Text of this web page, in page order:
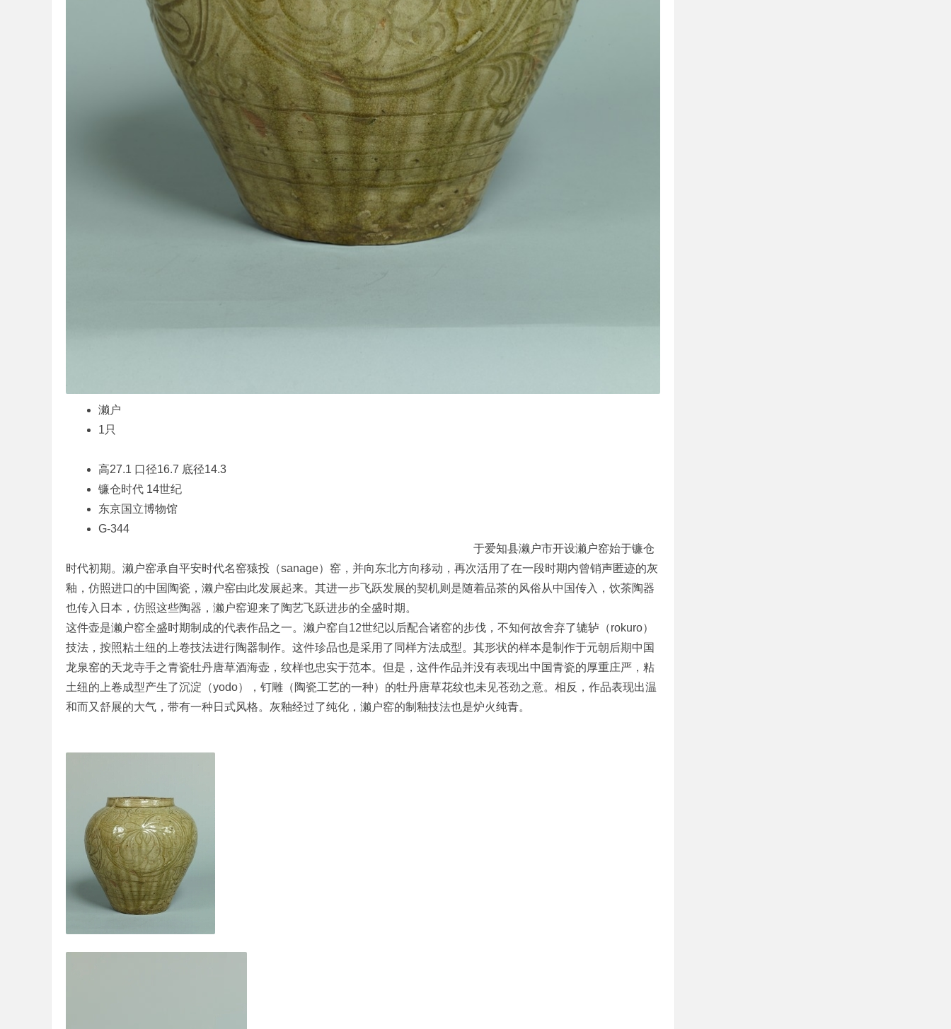
濑户
1只
高27.1 口径16.7 底径14.3
镰仓时代 14世纪
东京国立博物馆
G-344
于爱知县濑户市开设濑户窑始于镰仓
时代初期。濑户窑承自平安时代名窑猿投（sanage）窑，并向东北方向移动，再次活用了在一段时期内曾销声匿迹的灰
釉，仿照进口的中国陶瓷，濑户窑由此发展起来。其进一步飞跃发展的契机则是随着品茶的风俗从中国传入，饮茶陶器
也传入日本，仿照这些陶器，濑户窑迎来了陶艺飞跃进步的全盛时期。
这件壶是濑户窑全盛时期制成的代表作品之一。濑户窑自12世纪以后配合诸窑的步伐，不知何故舍弃了辘轳（rokuro）
技法，按照粘土纽的上卷技法进行陶器制作。这件珍品也是采用了同样方法成型。其形状的样本是制作于元朝后期中国
龙泉窑的天龙寺手之青瓷牡丹唐草酒海壶，纹样也忠实于范本。但是，这件作品并没有表现出中国青瓷的厚重庄严，粘
土纽的上卷成型产生了沉淀（yodo），钉雕（陶瓷工艺的一种）的牡丹唐草花纹也未见苍劲之意。相反，作品表现出温
和而又舒展的大气，带有一种日式风格。灰釉经过了纯化，濑户窑的制釉技法也是炉火纯青。